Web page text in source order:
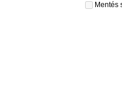
Mentés